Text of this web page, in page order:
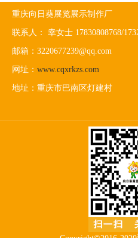
重庆向日葵展览展示制作厂
联系人： 幸女士 17830808768/
邮箱：3220677239@qq.com
网址： www.cqxrkzs.com
地址：重庆市巴南区灯建村